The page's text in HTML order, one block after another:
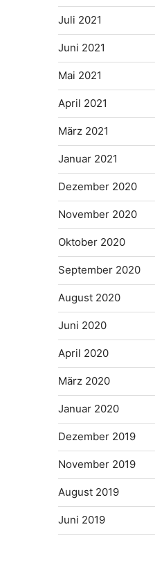
Juli 2021
Juni 2021
Mai 2021
April 2021
März 2021
Januar 2021
Dezember 2020
November 2020
Oktober 2020
September 2020
August 2020
Juni 2020
April 2020
März 2020
Januar 2020
Dezember 2019
November 2019
August 2019
Juni 2019